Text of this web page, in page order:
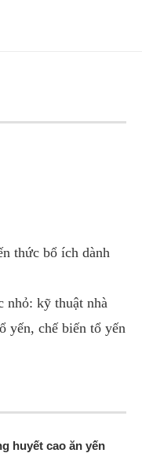
thức bổ ích dành
nhỏ: kỹ thuật nhà
yến, chế biến tổ yến
huyết cao ăn yến